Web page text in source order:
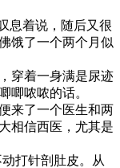
息着说，随后又很
饿了一个两个月似
穿着一身满是尿迹
唧哝哝的话。
来了一个医生和两
相信西医，尤其是
打针剖肚皮。从